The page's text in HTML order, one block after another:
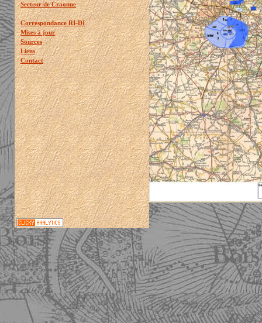
Secteur de Craonne
Correspondance RI-DI
Mises à jour
Sources
Liens
Contact